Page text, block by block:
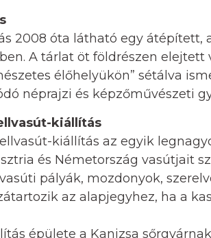
2008 óta látható egy átépített,
A tárlat öt földrészen
élőhelyükön” sétálva
néprajzi és képzőművészeti
kiállítás
kiállítás az egyik
és Németország vasútjait
pályák, mozdonyok,
az alapjegyhez, ha a
épülete a Kanizsa